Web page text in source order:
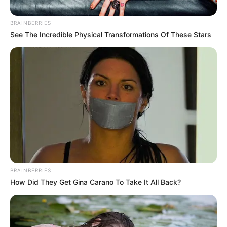
AFP
Champions League, trofeo.
Por:Daniel Chalela Ambrad
Mayo 7, 2025
BRAINBERRIES
See The Incredible Physical Transformations Of These Stars
BRAINBERRIES
How Did They Get Gina Carano To Take It All Back?